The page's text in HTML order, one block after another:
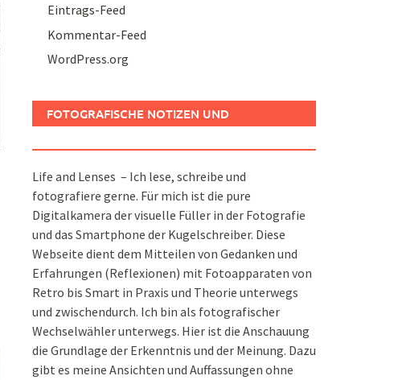
Eintrags-Feed
Kommentar-Feed
WordPress.org
FOTOGRAFISCHE NOTIZEN UND
Life and Lenses – Ich lese, schreibe und
fotografiere gerne. Für mich ist die pure
Digitalkamera der visuelle Füller in der Fotografie
und das Smartphone der Kugelschreiber. Diese
Webseite dient dem Mitteilen von Gedanken und
Erfahrungen (Reflexionen) mit Fotoapparaten von
Retro bis Smart in Praxis und Theorie unterwegs
und zwischendurch. Ich bin als fotografischer
Wechselwähler unterwegs. Hier ist die Anschauung
die Grundlage der Erkenntnis und der Meinung. Dazu
gibt es meine Ansichten und Auffassungen ohne